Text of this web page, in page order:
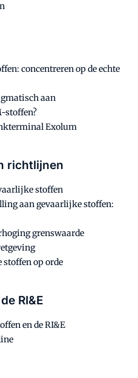
concentreren op de echte
aan
stoffen?
Exolum
richtlijnen
stoffen
aan gevaarlijke stoffen:
grenswaarde
op orde
RI&E
en de RI&E